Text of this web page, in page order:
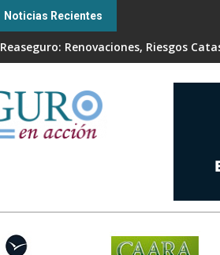
Noticias Recientes
Reaseguro: Renovaciones, Riesgos